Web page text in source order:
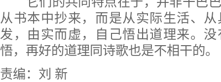
从书本中抄来，而是从实际生活、
发，由实而虚，自己悟出道理来。
悟，再好的道理同诗歌也是不相干的。
责编：刘 新